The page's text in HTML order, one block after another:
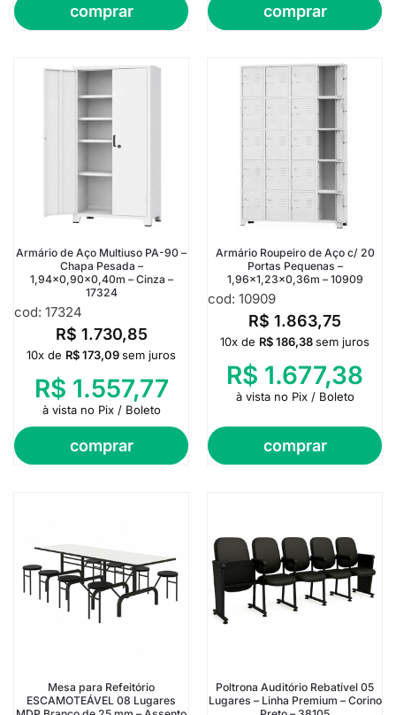
comprar comprar
Armário de Aço Multiuso PA-90 –
Chapa Pesada –
1,94×0,90×0,40m – Cinza –
17324
cod: 17324
R$ 1.730,85
comprar
10x de R$173,09sem juros
R$ 1.557,77
à vista no Pix / Boleto
Armário Roupeiro de Aço c/ 20
Portas Pequenas –
1,96×1,23×0,36m – 10909
cod: 10909
R$ 1.863,75
comprar
10x de R$186,38sem juros
R$ 1.677,38
à vista no Pix / Boleto
Mesa para Refeitório
ESCAMOTEÁVEL 08 Lugares
Poltrona Auditório Rebatível 05
Lugares – Linha Premium – Corino